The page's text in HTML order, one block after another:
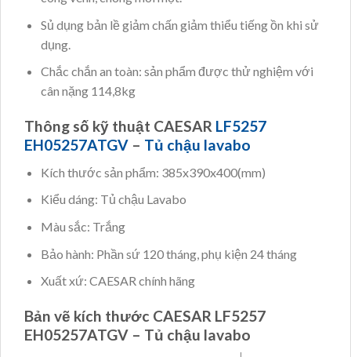
Sủ dụng bản lề giảm chấn giảm thiểu tiếng ồn khi sử
dụng.
Chắc chắn an toàn: sản phẩm được thử nghiệm với
cân nặng 114,8kg
Thông số kỹ thuật CAESAR LF5257
EH05257ATGV – Tủ chậu lavabo
Kích thước sản phẩm: 385x390x400(mm)
Kiểu dáng: Tủ chậu Lavabo
Màu sắc: Trắng
Bảo hành: Phần sứ 120 tháng, phụ kiện 24 tháng
Xuất xứ: CAESAR chính hãng
Bản vẽ kích thước CAESAR LF5257
EH05257ATGV – Tủ chậu lavabo